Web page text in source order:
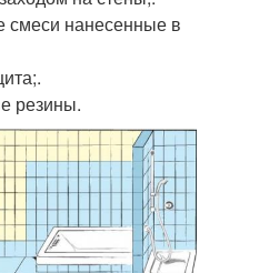
нанесенные в
резины.